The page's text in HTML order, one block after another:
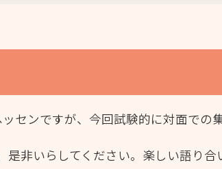
センですが、今回試験的に対面での
非いらしてください。楽しい語り